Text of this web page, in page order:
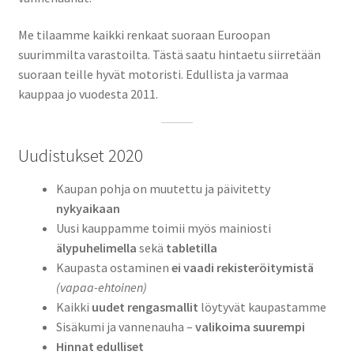
Me tilaamme kaikki renkaat suoraan Euroopan
suurimmilta varastoilta. Tästä saatu hintaetu siirretään
suoraan teille hyvät motoristi. Edullista ja varmaa
kauppaa jo vuodesta 2011.
Uudistukset 2020
Kaupan pohja on muutettu ja päivitetty
nykyaikaan
Uusi kauppamme toimii myös mainiosti
älypuhelimella sekä tabletilla
Kaupasta ostaminen ei vaadi rekisteröitymistä
(vapaa-ehtoinen)
Kaikki uudet rengasmallit löytyvät kaupastamme
Sisäkumi ja vannenauha – valikoima suurempi
Hinnat edulliset